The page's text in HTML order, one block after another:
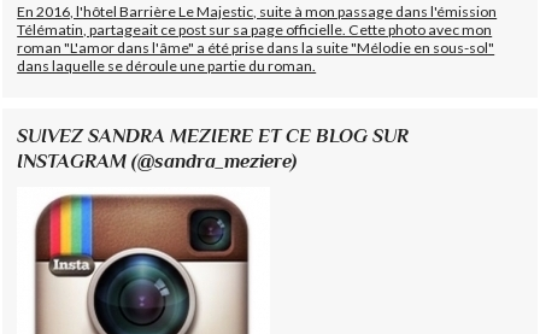
En 2016, l'hôtel Barrière Le Majestic, suite à mon passage dans l'émission
Télématin, partageait ce post sur sa page officielle. Cette photo avec mon
roman "L'amor dans l'âme" a été prise dans la suite "Mélodie en sous-sol"
dans laquelle se déroule une partie du roman.
SUIVEZ SANDRA MEZIERE ET CE BLOG SUR
INSTAGRAM (@sandra_meziere)